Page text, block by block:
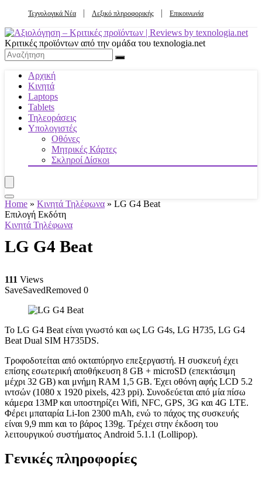
Τεχνολογικά Νέα Λεξικό πληροφορικής Επικοινωνία
Κριτικές προϊόντων από την ομάδα του texnologia.net
Αρχική
Κινητά
Laptops
Tablets
Τηλεοράσεις
Υπολογιστές
Οθόνες
Μητρικές Κάρτες
Σκληροί Δίσκοι
Home » Κινητά Τηλέφωνα » LG G4 Beat
Επιλογή Εκδότη
Κινητά Τηλέφωνα
LG G4 Beat
111 Views
SaveSavedRemoved 0
Το LG G4 Beat είναι γνωστό και ως LG G4s, LG H735, LG G4
Beat Dual SIM H735DS.
Tροφοδοτείται από οκταπύρηνο επεξεργαστή. Η συσκευή έχει
επίσης εσωτερική αποθήκευση 8 GB + microSD (επεκτάσιμη
μέχρι 32 GB) και μνήμη RAM 1,5 GB. Έχει οθόνη αφής LCD 5.2
ιντσών (1080 x 1920 pixels, 423 ppi). Συνοδεύεται από μία πίσω
κάμερα 13MP και υποστηρίζει Wifi, NFC, GPS, 3G και 4G LTE.
Φέρει μπαταρία Li-Ion 2300 mAh, ενώ το πάχος της συσκευής
είναι 9,9 mm και το βάρος 139g. Τρέχει στην έκδοση του
λειτουργικού συστήματος Android 5.1.1 (Lollipop).
Γενικές πληροφορίες